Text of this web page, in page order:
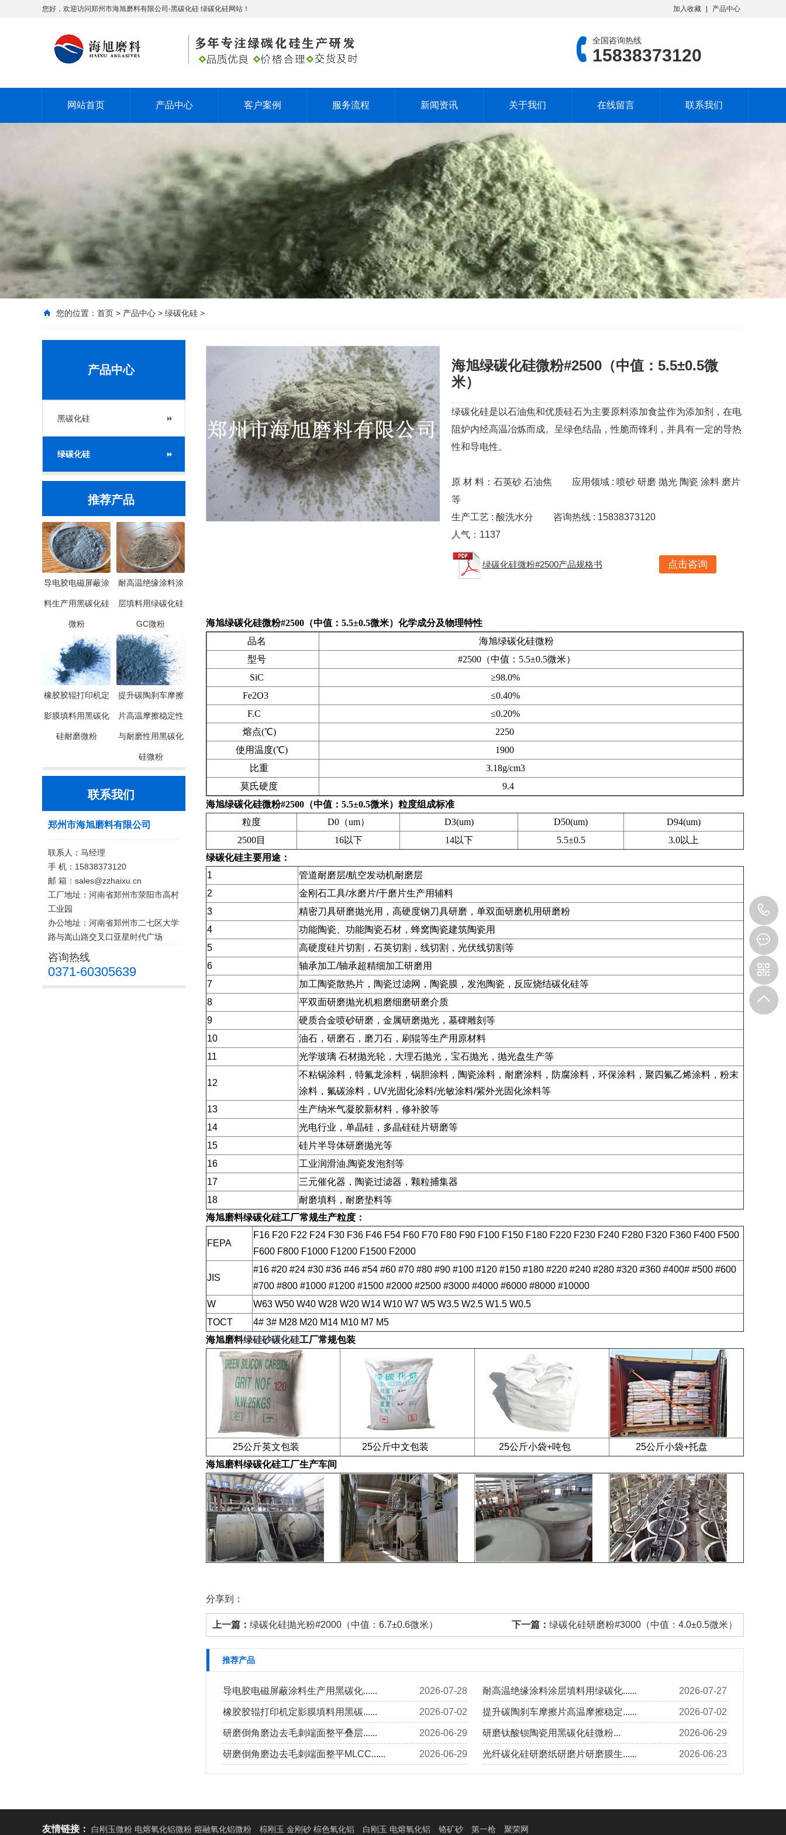
您好，欢迎访问郑州市海旭磨料有限公司-黑碳化硅 绿碳化硅网站！ 加入收藏 产品中心
全国咨询热线
15838373120
网站首页 产品中心 客户案例 服务流程 新闻资讯 关于我们 在线留言 联系我们
您的位置： 首页 > 产品中心 > 绿碳化硅 >
产品中心
黑碳化硅
绿碳化硅
推荐产品
导电胶电磁屏蔽涂
料生产用黑碳化硅
微粉
耐高温绝缘涂料涂
层填料用绿碳化硅
GC微粉
橡胶胶辊打印机定
影膜填料用黑碳化
硅耐磨微粉
提升碳陶刹车摩擦
片高温摩擦稳定性
与耐磨性用黑碳化
硅微粉
联系我们
郑州市海旭磨料有限公司
联系人：马经理
手 机：15838373120
邮 箱：sales@zzhaixu.cn
工厂地址：河南省郑州市荥阳市高村
工业园
办公地址：河南省郑州市二七区大学
路与嵩山路交叉口亚星时代广场
咨询热线
0371-60305639
海旭绿碳化硅微粉#2500（中值：5.5±0.5微
米）
绿碳化硅是以石油焦和优质硅石为主要原料添加食盐作为添加剂，在电
阻炉内经高温冶炼而成。呈绿色结晶，性脆而锋利，并具有一定的导热
性和导电性。
原 材 料：石英砂 石油焦
应用领域 : 喷砂 研磨 抛光 陶瓷 涂料 磨片
等
生产工艺 : 酸洗水分
咨询热线 : 15838373120
人气： 1137
绿碳化硅微粉#2500产品规格书 点击咨询
海旭绿碳化硅微粉#2500（中值：5.5±0.5微米）化学成分及物理特性
品名
海旭绿碳化硅微粉
型号
#2500（中值：5.5±0.5微米）
SiC
≥98.0%
Fe2O3
≤0.40%
F.C
≤0.20%
熔点(℃)
2250
使用温度(℃)
1900
比重
3.18g/cm3
莫氏硬度
9.4
海旭绿碳化硅微粉#2500（中值：5.5±0.5微米）粒度组成标准
粒度
D0（um） D3(um) D50(um)
D94(um)
2500目
16以下 14以下 5.5±0.5
3.0以上
绿碳化硅主要用途：
1
管道耐磨层/航空发动机耐磨层
2
金刚石工具/水磨片/干磨片生产用辅料
3
精密刀具研磨抛光用，高硬度钢刀具研磨，单双面研磨机用研磨粉
4
功能陶瓷、功能陶瓷石材，蜂窝陶瓷建筑陶瓷用
5
高硬度硅片切割，石英切割，线切割，光伏线切割等
6
轴承加工/轴承超精细加工研磨用
7
加工陶瓷散热片，陶瓷过滤网，陶瓷膜，发泡陶瓷，反应烧结碳化硅等
8
平双面研磨抛光机粗磨细磨研磨介质
9
硬质合金喷砂研磨，金属研磨抛光，墓碑雕刻等
10
油石，研磨石，磨刀石，刷辊等生产用原材料
11
光学玻璃 石材抛光轮，大理石抛光，宝石抛光，抛光盘生产等
12
不粘锅涂料，特氟龙涂料，锅胆涂料，陶瓷涂料，耐磨涂料，防腐涂料，环保涂料，聚四氟乙烯涂料，粉末
涂料，氟碳涂料，UV光固化涂料/光敏涂料/紫外光固化涂料等
13
生产纳米气凝胶新材料，修补胶等
14
光电行业，单晶硅，多晶硅硅片研磨等
15
硅片半导体研磨抛光等
16
工业润滑油,陶瓷发泡剂等
17
三元催化器，陶瓷过滤器，颗粒捕集器
18
耐磨填料，耐磨垫料等
海旭磨料绿碳化硅工厂常规生产粒度：
FEPA
F16 F20 F22 F24 F30 F36 F46 F54 F60 F70 F80 F90 F100 F150 F180 F220 F230 F240 F280 F320 F360 F400 F500
F600 F800 F1000 F1200 F1500 F2000
JIS
#16 #20 #24 #30 #36 #46 #54 #60 #70 #80 #90 #100 #120 #150 #180 #220 #240 #280 #320 #360 #400# #500 #600
#700 #800 #1000 #1200 #1500 #2000 #2500 #3000 #4000 #6000 #8000 #10000
W
W63 W50 W40 W28 W20 W14 W10 W7 W5 W3.5 W2.5 W1.5 W0.5
TOCT
4# 3# M28 M20 M14 M10 M7 M5
海旭磨料绿硅砂碳化硅工厂常规包装
25公斤英文包装 25公斤中文包装 25公斤小袋+吨包
25公斤小袋+托盘
海旭磨料绿碳化硅工厂生产车间
分享到：
上一篇： 绿碳化硅抛光粉#2000（中值：6.7±0.6微米） 下一篇： 绿碳化硅研磨粉#3000（中值：4.0±0.5微米）
推荐产品
2026-07-28
导电胶电磁屏蔽涂料生产用黑碳化...... 2026-07-27
耐高温绝缘涂料涂层填料用绿碳化......
2026-07-02
橡胶胶辊打印机定影膜填料用黑碳...... 2026-07-02
提升碳陶刹车摩擦片高温摩擦稳定......
2026-06-29
研磨倒角磨边去毛刺端面整平叠层...... 2026-06-29
研磨钛酸钡陶瓷用黑碳化硅微粉...
2026-06-29
研磨倒角磨边去毛刺端面整平MLCC...... 2026-06-23
光纤碳化硅研磨纸研磨片研磨膜生......
友情链接： 白刚玉微粉 电熔氧化铝微粉 熔融氧化铝微粉 棕刚玉 金刚砂 棕色氧化铝 白刚玉 电熔氧化铝 铬矿砂 第一枪 聚荣网